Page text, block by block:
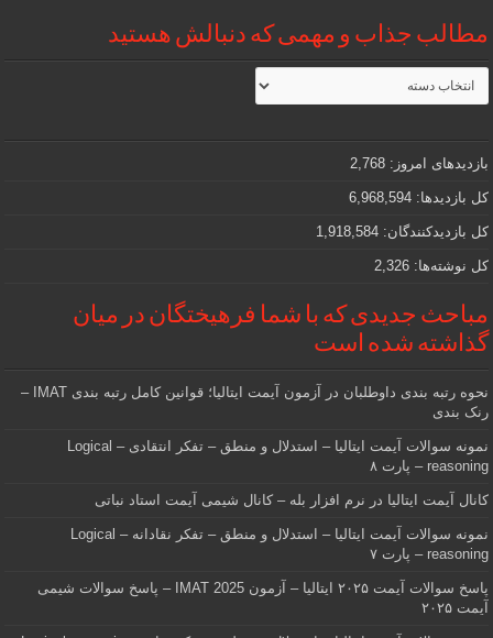
مطالب جذاب و مهمی که دنبالش هستید
مطالب
جذاب
و
که
دنبالش
هستید
بازدیدهای امروز:2,768
کل بازدیدها:6,968,594
کل بازدیدکنند‌گان:1,918,584
کل نوشته‌ها:2,326
مباحث جدیدی که با شما فرهیختگان در میان
گذاشته شده است
نحوه رتبه بندی داوطلبان در آزمون آیمت ایتالیا؛ قوانین کامل رتبه بندی IMAT –
رنک بندی
نمونه سوالات آیمت ایتالیا – استدلال و منطق – تفکر انتقادی – Logical
reasoning – پارت ۸
کانال آیمت ایتالیا در نرم افزار بله – کانال شیمی آیمت استاد نباتی
نمونه سوالات آیمت ایتالیا – استدلال و منطق – تفکر نقادانه – Logical
reasoning – پارت ۷
پاسخ سوالات آیمت ۲۰۲۵ ایتالیا – آزمون IMAT 2025 – پاسخ سوالات شیمی
آیمت ۲۰۲۵